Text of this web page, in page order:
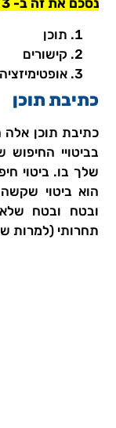
נסכם את זה ב- 3 מילים:
תוכן
קישורים
אופטימיזציה
כתיבת תוכן
כתיבת תוכן
בביטויי
שלך בו. ביטוי
הוא ביטוי
ובטח ובטח שלא
תחרותי (למרות